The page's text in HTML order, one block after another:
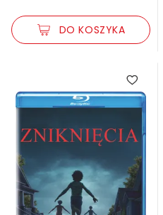
DO KOSZYKA